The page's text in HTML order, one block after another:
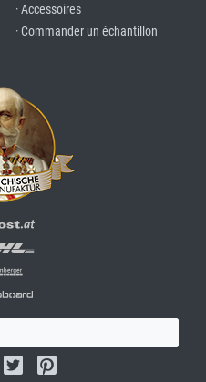
· Accessoires
· Commander un échantillon